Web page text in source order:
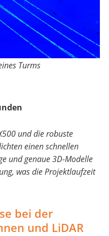
Turms
und die robuste
einen schnellen
und genaue 3D-Modelle
was die Projektlaufzeit
bei der
und LiDAR